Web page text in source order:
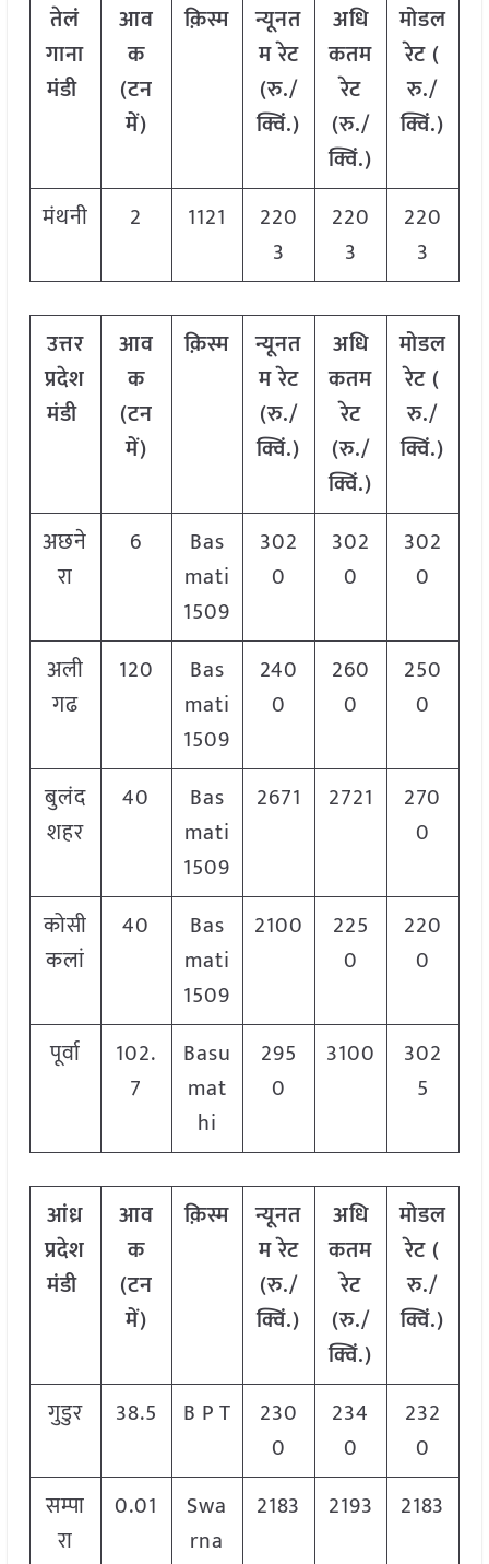
तेलं
गाना
मंडी
आव
क
(टन
में)
क़िस्म
न्यूनत
म रेट
(रु./
क्विं.)
अधि
कतम
रेट
(रु./
क्विं.)
मोडल
रेट (
रु./
क्विं.)
मंथनी 2 1121
220
3
220
3
220
3
उत्तर
प्रदेश
मंडी
आव
क
(टन
में)
क़िस्म
न्यूनत
म रेट
(रु./
क्विं.)
अधि
कतम
रेट
(रु./
क्विं.)
मोडल
रेट (
रु./
क्विं.)
अछने
रा
6
Bas
mati
1509
302
0
302
0
302
0
अली
गढ
120
Bas
mati
1509
240
0
260
0
250
0
बुलंद
शहर
40
Bas
mati
1509
2671 2721
270
0
कोसी
कलां
40
Bas
mati
1509
2100
225
0
220
0
पूर्वा
102.
7
Basu
mat
hi
295
0
3100
302
5
आंध्र
प्रदेश
मंडी
आव
क
(टन
में)
क़िस्म
न्यूनत
म रेट
(रु./
क्विं.)
अधि
कतम
रेट
(रु./
क्विं.)
मोडल
रेट (
रु./
क्विं.)
गुडुर 38.5 B P T
230
0
234
0
232
0
सम्पा
रा
0.01
Swa
rna
2183 2193 2183